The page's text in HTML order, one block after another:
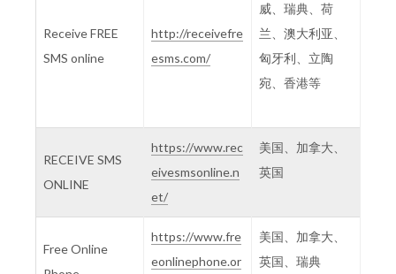
Receive FREE
SMS online
http://receivefre
esms.com/
威、瑞典、荷
兰、澳大利亚、
匈牙利、立陶
宛、香港等
RECEIVE SMS
ONLINE
https://www.rec
eivesmsonline.n
et/
美国、加拿大、
英国
Free Online
https://www.fre
eonlinephone.or
美国、加拿大、
英国、瑞典